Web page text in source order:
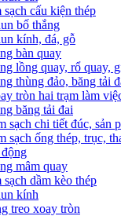
cấu kiện thép
bố thắng
kính, đá, gỗ
bàn quay
lồng quay, rổ quay,
thùng đảo, băng tải
tròn hai trạm làm
băng tải đai
sạch chi tiết đúc, sản
sạch ống thép, trục,
mâm quay
dầm kèo thép
kính
treo xoay tròn